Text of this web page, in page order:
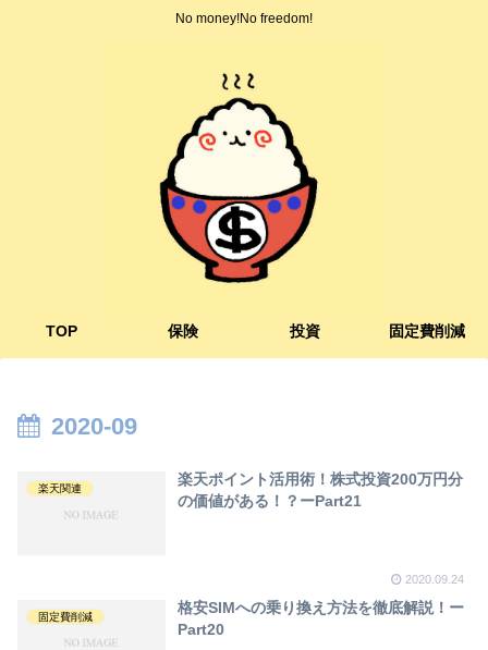
No money!No freedom!
TOP 保険 投資 固定費削減
2020-09
楽天関連
楽天ポイント活用術！株式投資200万円分
の価値がある！？ーPart21
2020.09.24
固定費削減
格安SIMへの乗り換え方法を徹底解説！ー
Part20